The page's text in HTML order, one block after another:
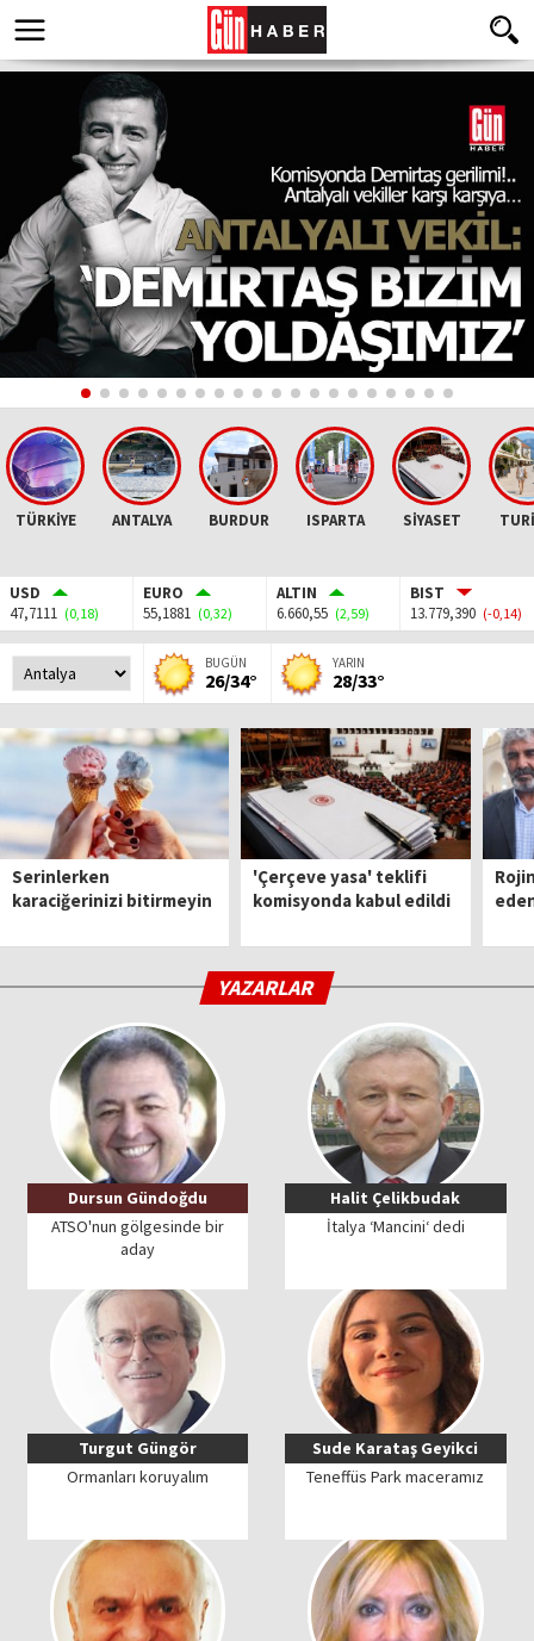
TÜRKİYE ANTALYA BURDUR ISPARTA SİYASET
USD
47,7111 (0,18)
EURO
55,1881 (0,32)
ALTIN
6.660,55 (2,59)
BIST
13.779,390 (-0,14)
BUGÜN
26/34°
YARIN
28/33°
Serinlerken
karaciğerinizi bitirmeyin
'Çerçeve yasa' teklifi
komisyonda kabul edildi
YAZARLAR
Dursun Gündoğdu
ATSO'nun gölgesinde bir
aday
Halit Çelikbudak
İtalya ‘Mancini‘ dedi
Turgut Güngör
Ormanları koruyalım
Sude Karataş Geyikci
Teneffüs Park maceramız